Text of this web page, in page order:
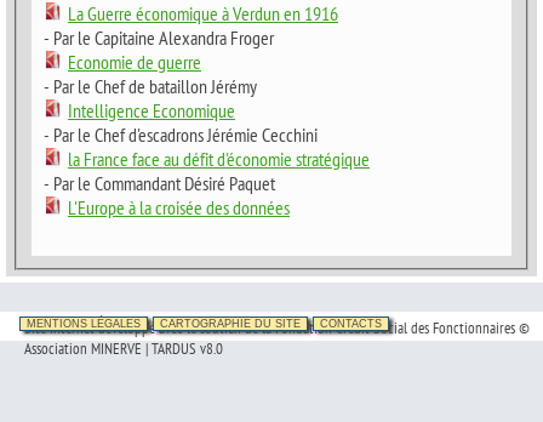
La Guerre économique à Verdun en 1916
- Par le Capitaine Alexandra Froger
Economie de guerre
- Par le Chef de bataillon Jérémy
Intelligence Economique
- Par le Chef d'escadrons Jérémie Cecchini
la France face au défit d'économie stratégique
- Par le Commandant Désiré Paquet
L'Europe à la croisée des données
MENTIONS LÉGALES CARTOGRAPHIE DU SITE CONTACTS
Site Internet développé avec le soutien de la Fondation Crédit Social des Fonctionnaires ©
Association MINERVE | TARDUS v8.0